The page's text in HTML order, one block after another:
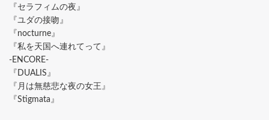
『セラフィムの夜』
『ユダの接吻』
『nocturne』
『私を天国へ連れてって』
-ENCORE-
『DUALIS』
『月は無慈悲な夜の女王』
『Stigmata』